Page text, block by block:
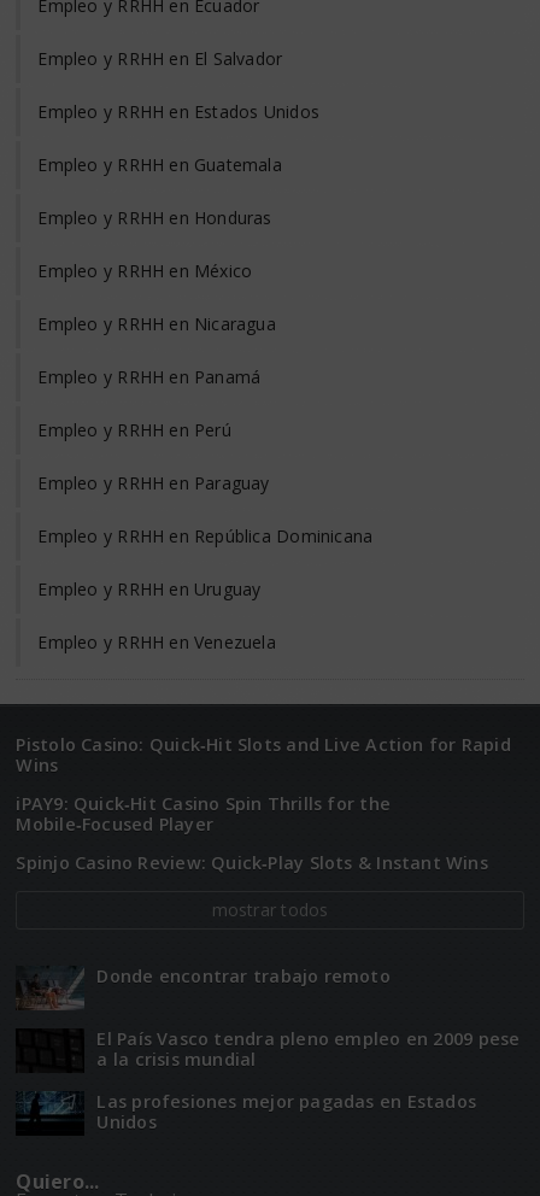
Empleo y RRHH en Ecuador
Empleo y RRHH en El Salvador
Empleo y RRHH en Estados Unidos
Empleo y RRHH en Guatemala
Empleo y RRHH en Honduras
Empleo y RRHH en México
Empleo y RRHH en Nicaragua
Empleo y RRHH en Panamá
Empleo y RRHH en Perú
Empleo y RRHH en Paraguay
Empleo y RRHH en República Dominicana
Empleo y RRHH en Uruguay
Empleo y RRHH en Venezuela
Pistolo Casino: Quick‑Hit Slots and Live Action for Rapid
Wins
iPAY9: Quick‑Hit Casino Spin Thrills for the
Mobile‑Focused Player
Spinjo Casino Review: Quick‑Play Slots & Instant Wins
mostrar todos
Donde encontrar trabajo remoto
El Paí­­s Vasco tendra pleno empleo en 2009 pese
a la crisis mundial
Las profesiones mejor pagadas en Estados
Unidos
Quiero...